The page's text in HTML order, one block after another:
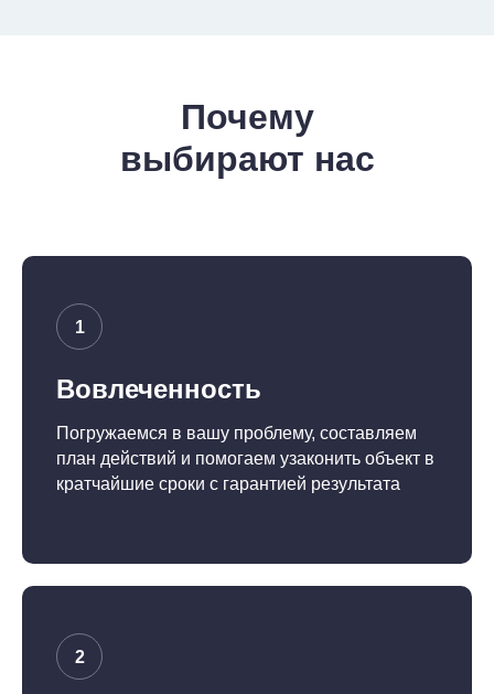
Почему
выбирают нас
Вовлеченность
Погружаемся в вашу проблему, составляем
план действий и помогаем узаконить объект в
кратчайшие сроки с гарантией результата